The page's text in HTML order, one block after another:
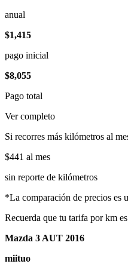
anual
$1,415
pago inicial
$8,055
Pago total
Ver completo
Si recorres más kilómetros al
$441 al mes
sin reporte de kilómetros
*La comparación de precios es
Recuerda que tu tarifa por km
Mazda 3 AUT 2016
miituo